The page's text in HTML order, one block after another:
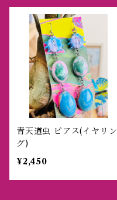
青天道虫 ピアス(イヤリン
グ)
¥2,450